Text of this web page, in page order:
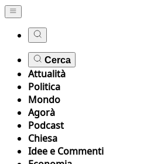
Cerca
Attualità
Politica
Mondo
Agorà
Podcast
Chiesa
Idee e Commenti